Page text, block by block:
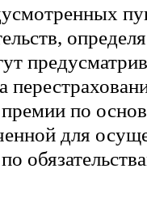
по
для